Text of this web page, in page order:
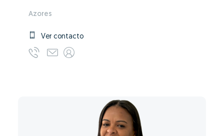
Azores
Ver contacto